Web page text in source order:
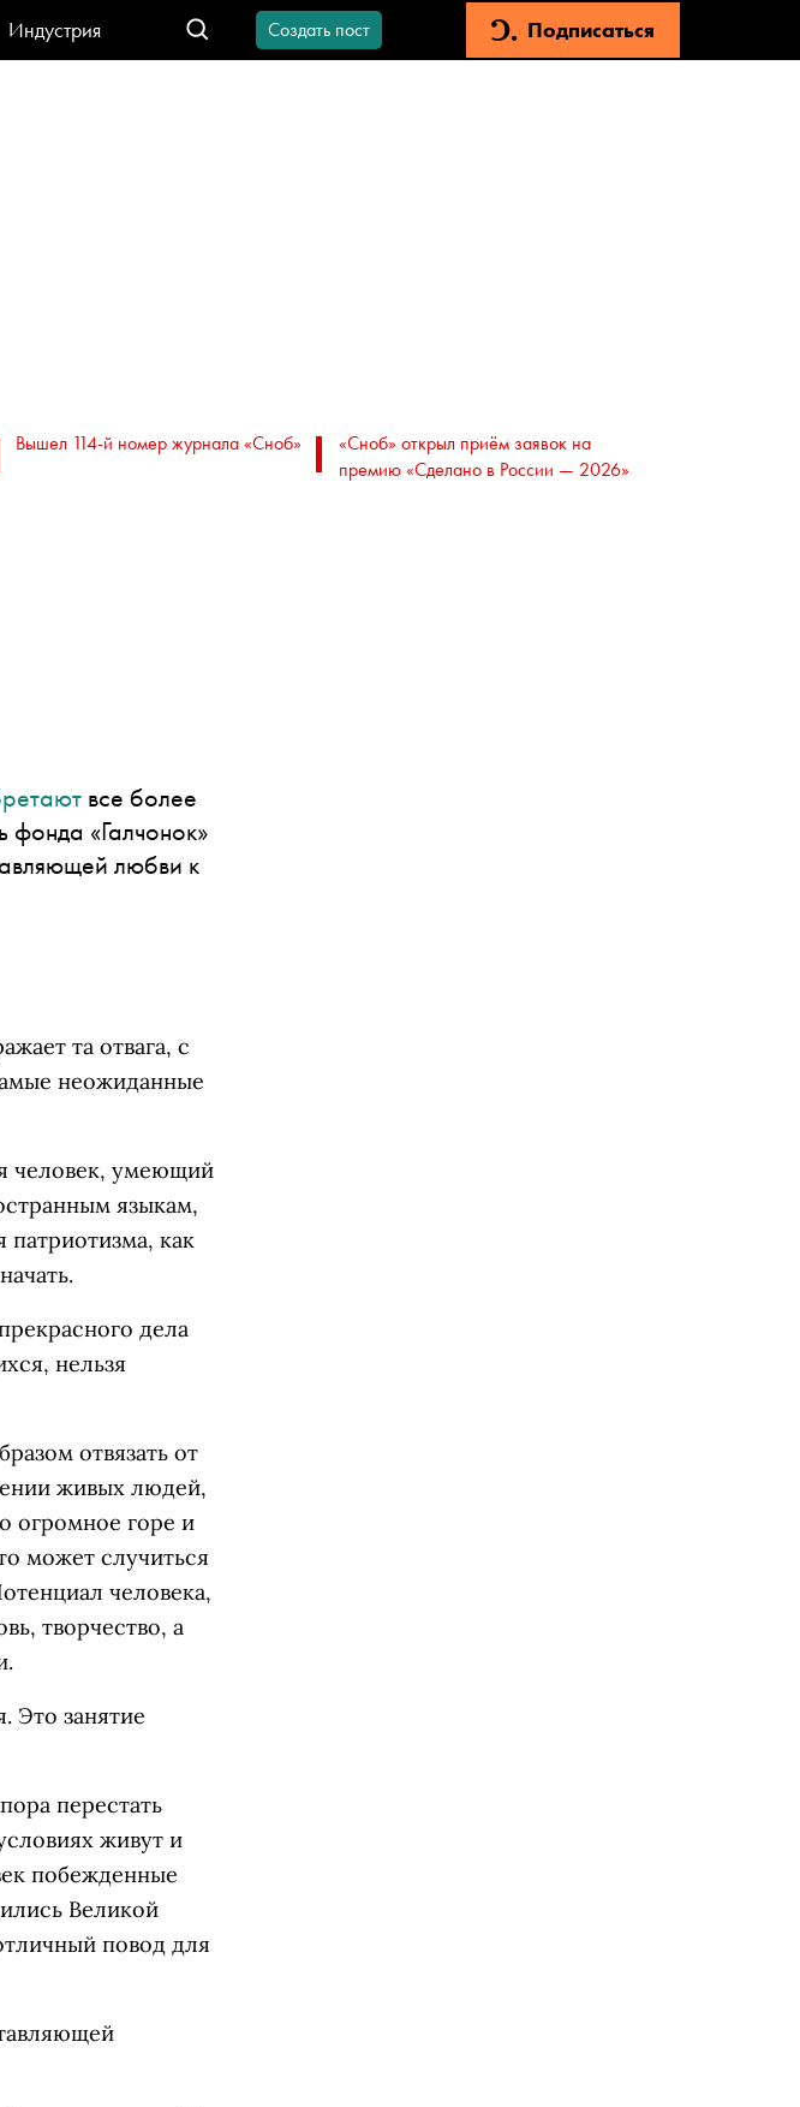
Индустрия
Создать пост Подписаться
Вышел 114-й номер журнала «Сноб»
«Сноб» открыл приём заявок на
премию «Сделано в России — 2026»
все более
«Галчонок»
любви к
та отвага, с
неожиданные
человек, умеющий
языкам,
как
дела
нельзя
отвязать от
живых людей,
огромное горе и
может случиться
человека,
творчество, а
Это занятие
перестать
живут и
побежденные
Великой
повод для